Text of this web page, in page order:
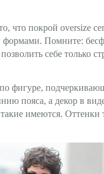
что покрой oversize
Помните:
себе только
фигуре,
пояса, а декор в
имеются.